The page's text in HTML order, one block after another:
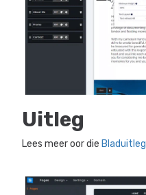
Uitleg
Lees meer oor die Bladuitleg